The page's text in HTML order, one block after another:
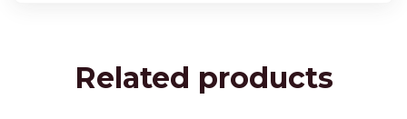
Related products